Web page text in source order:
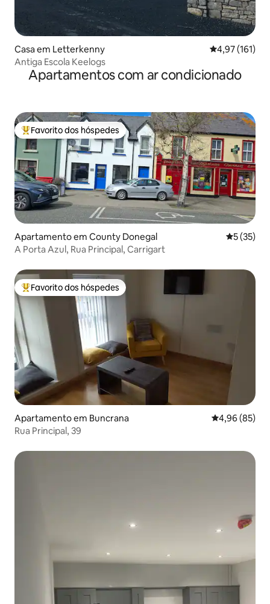
Casa em Letterkenny Classificação
4,97 (161)
Antiga Escola Keelogs
Apartamentos com ar condicionado
Favoritos dos hóspedes mais apreciados
Favorito dos hóspedes
Apartamento em County Donegal
5 (35)
A Porta Azul, Rua Principal, Carrigart
Favoritos dos hóspedes mais apreciados
Favorito dos hóspedes
Apartamento em Buncrana Classificação
4,96 (85)
Rua Principal, 39